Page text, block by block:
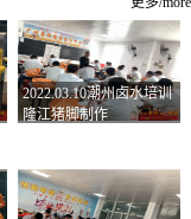
2022.03.10潮州卤水培训
隆江猪脚制作